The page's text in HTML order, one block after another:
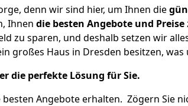
denn wir sind hier, um Ihnen die
Ihnen die besten Angebote und Preise
zu sparen, und deshalb setzen wir
großes Haus in Dresden besitzen,
die perfekte Lösung für Sie.
besten Angebote erhalten. Zögern Sie